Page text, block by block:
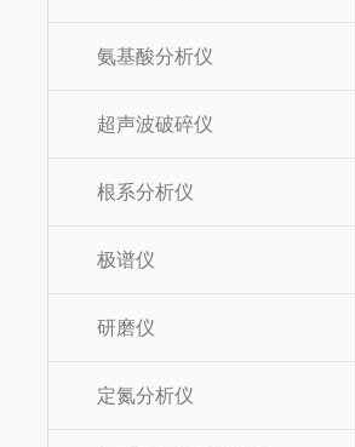
氨基酸分析仪
超声波破碎仪
根系分析仪
极谱仪
研磨仪
定氮分析仪